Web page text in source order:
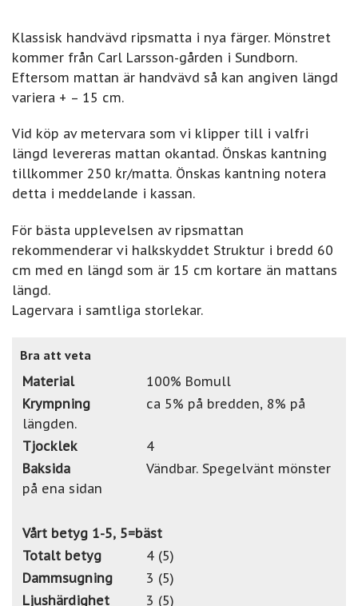
Klassisk handvävd ripsmatta i nya färger. Mönstret
kommer från Carl Larsson-gården i Sundborn.
Eftersom mattan är handvävd så kan angiven längd
variera + – 15 cm.
Vid köp av metervara som vi klipper till i valfri
längd levereras mattan okantad. Önskas kantning
tillkommer 250 kr/matta. Önskas kantning notera
detta i meddelande i kassan.
För bästa upplevelsen av ripsmattan
rekommenderar vi halkskyddet Struktur i bredd 60
cm med en längd som är 15 cm kortare än mattans
längd.
Lagervara i samtliga storlekar.
Bra att veta
Material
100% Bomull
Krympning
ca 5% på bredden, 8% på
längden.
Tjocklek
4
Baksida
Vändbar. Spegelvänt mönster
på ena sidan
Vårt betyg 1-5, 5=bäst
Totalt betyg
4 (5)
Dammsugning
3 (5)
Ljushärdighet
3 (5)